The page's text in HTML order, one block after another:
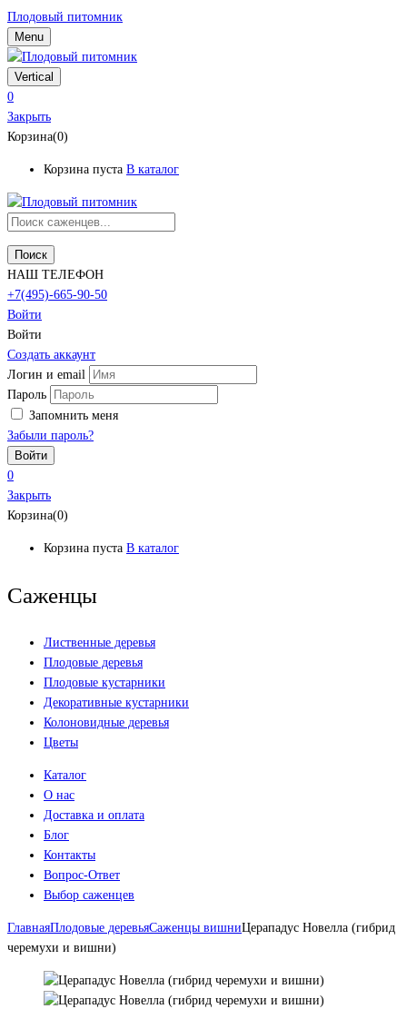
Плодовый питомник
Menu
Vertical
0
Закрыть
Корзина(0)
Корзина пуста В каталог
Поиск
НАШ ТЕЛЕФОН
+7(495)-665-90-50
Войти
Войти
Создать аккаунт
Логин и email
Пароль
Запомнить меня
Забыли пароль?
0
Закрыть
Корзина(0)
Корзина пуста В каталог
Саженцы
Лиственные деревья
Плодовые деревья
Плодовые кустарники
Декоративные кустарники
Колоновидные деревья
Цветы
Каталог
О нас
Доставка и оплата
Блог
Контакты
Вопрос-Ответ
Выбор саженцев
ГлавнаяПлодовые деревьяСаженцы вишниЦерападус Новелла (гибрид
черемухи и вишни)